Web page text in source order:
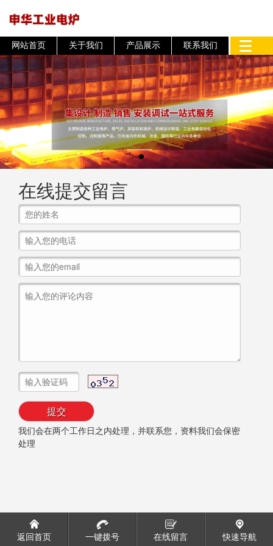
网站首页 关于我们 产品展示 联系我们
在线提交留言
我们会在两个工作日之内处理，并联系您，资料我们会保密
处理
返回首页 一键拨号 在线留言 快速导航